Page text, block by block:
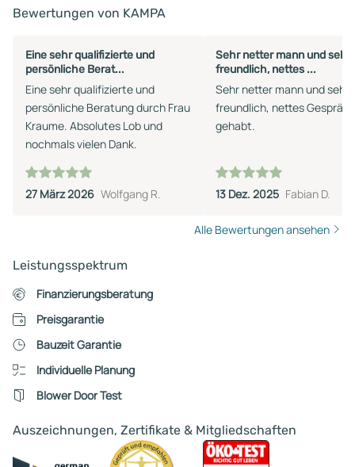
Bewertungen von KAMPA
Eine sehr qualifizierte und
persönliche Berat...
Eine sehr qualifizierte und
persönliche Beratung durch Frau
Kraume. Absolutes Lob und
nochmals vielen Dank.
27 März 2026 Wolfgang R.
Sehr netter mann und sehr
freundlich, nettes ...
Sehr netter mann und sehr
freundlich, nettes Gespräch
gehabt.
13 Dez. 2025 Fabian D.
Alle Bewertungen ansehen
Leistungsspektrum
Finanzierungsberatung
Preisgarantie
Bauzeit Garantie
Individuelle Planung
Blower Door Test
Auszeichnungen, Zertifikate & Mitgliedschaften